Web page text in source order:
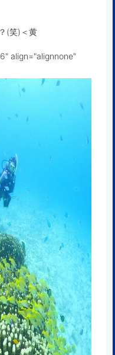
(笑)＜黄
align="alignnone"